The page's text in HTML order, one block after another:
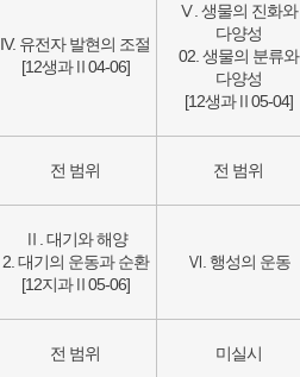
IV. 유전자 발현의 조절
[12생과Ⅱ04-06]
Ⅴ. 생물의 진화와
다양성
02. 생물의 분류와
다양성
[12생과Ⅱ05-04]
전 범위 전 범위
Ⅱ. 대기와 해양
2. 대기의 운동과 순환
[12지과Ⅱ05-06]
Ⅵ. 행성의 운동
전 범위 미실시